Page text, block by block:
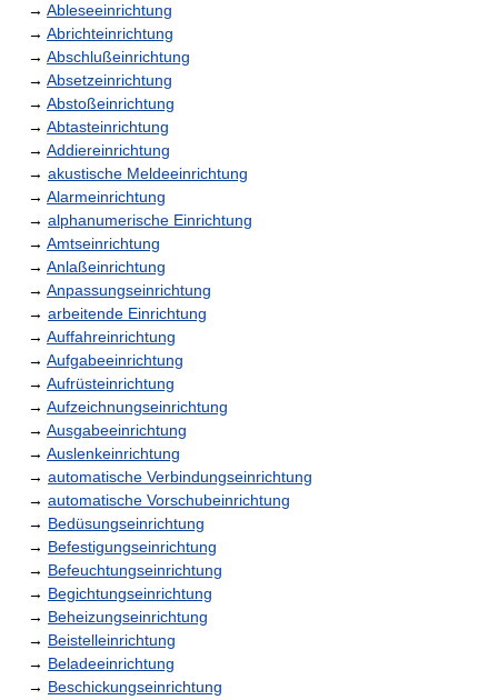
→ Ableseeinrichtung
→ Abrichteinrichtung
→ Abschlußeinrichtung
→ Absetzeinrichtung
→ Abstoßeinrichtung
→ Abtasteinrichtung
→ Addiereinrichtung
→ akustische Meldeeinrichtung
→ Alarmeinrichtung
→ alphanumerische Einrichtung
→ Amtseinrichtung
→ Anlaßeinrichtung
→ Anpassungseinrichtung
→ arbeitende Einrichtung
→ Auffahreinrichtung
→ Aufgabeeinrichtung
→ Aufrüsteinrichtung
→ Aufzeichnungseinrichtung
→ Ausgabeeinrichtung
→ Auslenkeinrichtung
→ automatische Verbindungseinrichtung
→ automatische Vorschubeinrichtung
→ Bedüsungseinrichtung
→ Befestigungseinrichtung
→ Befeuchtungseinrichtung
→ Begichtungseinrichtung
→ Beheizungseinrichtung
→ Beistelleinrichtung
→ Beladeeinrichtung
→ Beschickungseinrichtung